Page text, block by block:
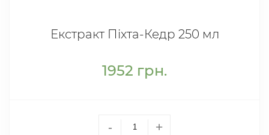
Екстракт Піхта-Кедр 250 мл
1952 грн.
- +